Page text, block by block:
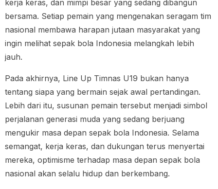
kerja keras, dan mimpi besar yang sedang dibangun
bersama. Setiap pemain yang mengenakan seragam tim
nasional membawa harapan jutaan masyarakat yang
ingin melihat sepak bola Indonesia melangkah lebih
jauh.
Pada akhirnya, Line Up Timnas U19 bukan hanya
tentang siapa yang bermain sejak awal pertandingan.
Lebih dari itu, susunan pemain tersebut menjadi simbol
perjalanan generasi muda yang sedang berjuang
mengukir masa depan sepak bola Indonesia. Selama
semangat, kerja keras, dan dukungan terus menyertai
mereka, optimisme terhadap masa depan sepak bola
nasional akan selalu hidup dan berkembang.